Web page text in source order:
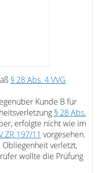
§ 28 Abs. 4 VVG
Kunde B für
§ 28 Abs.
erfolgte nicht wie im
ZR 197/11 vorgesehen.
verletzt,
wollte die Prüfung